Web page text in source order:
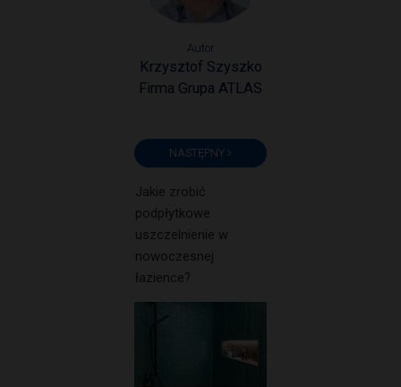
Autor
Krzysztof Szyszko
Firma Grupa ATLAS
NASTĘPNY
Jakie zrobić
podpłytkowe
uszczelnienie w
nowoczesnej
łazience?